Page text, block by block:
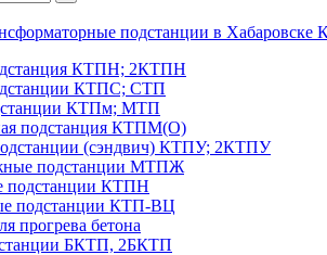
КТПН; 2КТПН
КТПС; СТП
КТПм; МТП
подстанция КТПМ(О)
(сэндвич) КТПУ; 2КТПУ
подстанции МТПЖ
подстанции КТПН
подстанции КТП-ВЦ
прогрева бетона
БКТП, 2БКТП